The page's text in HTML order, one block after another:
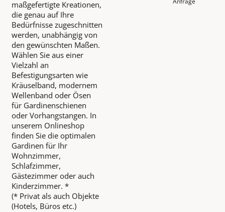
maßgefertigte Kreationen,
die genau auf Ihre
Bedürfnisse zugeschnitten
werden, unabhängig von
den gewünschten Maßen.
Wählen Sie aus einer
Vielzahl an
Befestigungsarten wie
Kräuselband, modernem
Wellenband oder Ösen
für Gardinenschienen
oder Vorhangstangen. In
unserem Onlineshop
finden Sie die optimalen
Gardinen für Ihr
Wohnzimmer,
Schlafzimmer,
Gästezimmer oder auch
Kinderzimmer. *
(* Privat als auch Objekte
(Hotels, Büros etc.)